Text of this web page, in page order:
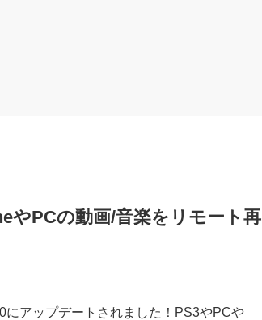
やPCの動画/音楽をリモート再
アップデートされました！PS3やPCや